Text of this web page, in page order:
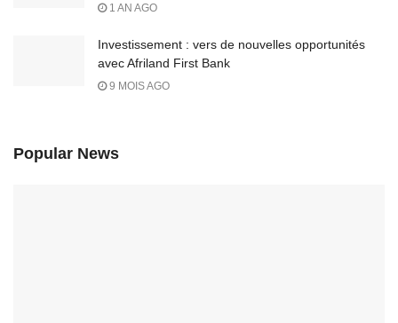
1 AN AGO
Investissement : vers de nouvelles opportunités
avec Afriland First Bank
9 MOIS AGO
Popular News